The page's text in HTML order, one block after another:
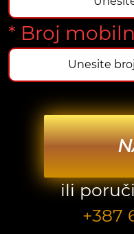
* Broj
ili
+387